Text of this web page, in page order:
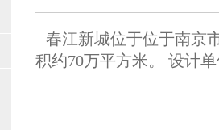
春江新城位于位于南京
积约70万平方米。 设计